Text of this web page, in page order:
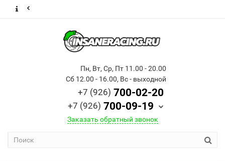
Пн, Вт, Ср, Пт 11.00 - 20.00
Сб 12.00 - 16.00, Вс - выходной
+7 (926) 700-02-20
+7 (926) 700-09-19
Заказать обратный звонок